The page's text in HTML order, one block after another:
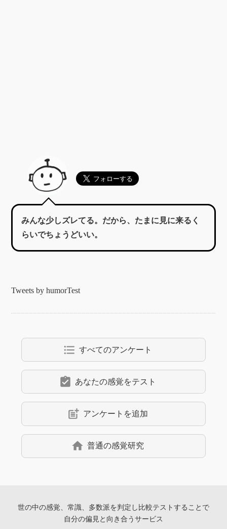
みんな少しズレてる。だから、たまに見に来るく
らいでちょうどいい。
Tweets by humorTest
format_list_bulleted すべてのアンケート
assignment_turned_in あなたの感覚をテスト
post_add アンケートを追加
home 普通の感覚研究
世の中の感覚、常識、多数派を判定し 比較テストすることで
自分の偏見と向き合うサービス